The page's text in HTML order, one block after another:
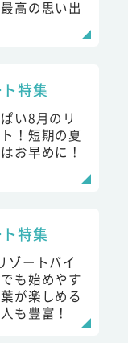
高の思い出
特集
い8月のリ
！短期の夏
お早めに！
特集
ゾートバイ
も始めやす
が楽しめる
も豊富！